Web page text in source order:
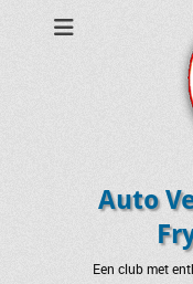
Auto
Een club met